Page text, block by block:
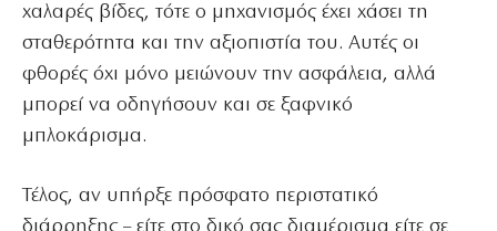
χαλαρές βίδες, τότε ο μηχανισμός έχει χάσει τη
σταθερότητα και την αξιοπιστία του. Αυτές οι
φθορές όχι μόνο μειώνουν την ασφάλεια, αλλά
μπορεί να οδηγήσουν και σε ξαφνικό
μπλοκάρισμα.
Τέλος, αν υπήρξε πρόσφατο περιστατικό